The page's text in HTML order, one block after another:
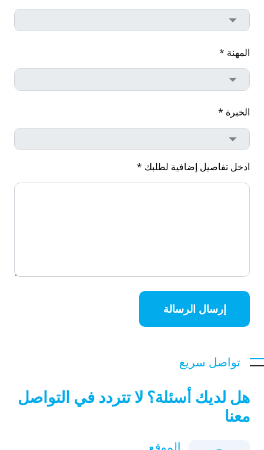
المهنة *
الخبرة *
ادخل تفاصيل إضافية لطلبك *
إرسال الرسالة
تواصل سريع
هل لديك أسئلة؟ لا تتردد في التواصل
معنا